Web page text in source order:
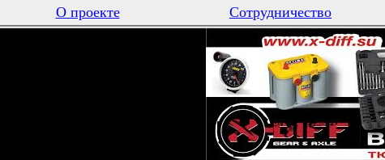
О проекте Сотрудничество